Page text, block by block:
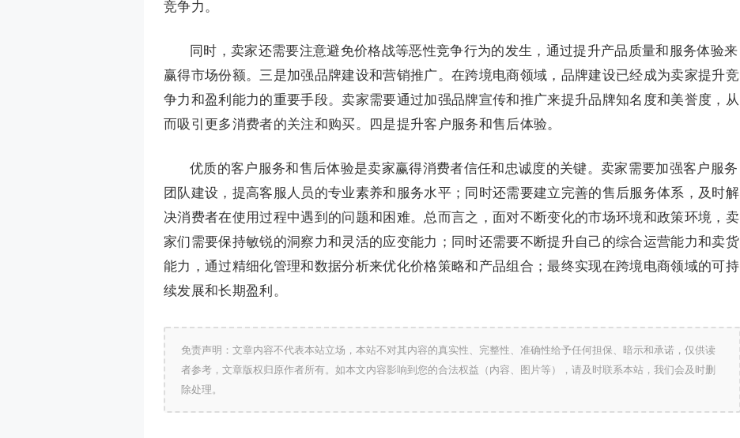
竞争力。
同时，卖家还需要注意避免价格战等恶性竞争行为的发生，通过提升产品质量和服务体验来
赢得市场份额。三是加强品牌建设和营销推广。在跨境电商领域，品牌建设已经成为卖家提升竞
争力和盈利能力的重要手段。卖家需要通过加强品牌宣传和推广来提升品牌知名度和美誉度，从
而吸引更多消费者的关注和购买。四是提升客户服务和售后体验。
优质的客户服务和售后体验是卖家赢得消费者信任和忠诚度的关键。卖家需要加强客户服务
团队建设，提高客服人员的专业素养和服务水平；同时还需要建立完善的售后服务体系，及时解
决消费者在使用过程中遇到的问题和困难。总而言之，面对不断变化的市场环境和政策环境，卖
家们需要保持敏锐的洞察力和灵活的应变能力；同时还需要不断提升自己的综合运营能力和卖货
能力，通过精细化管理和数据分析来优化价格策略和产品组合；最终实现在跨境电商领域的可持
续发展和长期盈利。
免责声明：文章内容不代表本站立场，本站不对其内容的真实性、完整性、准确性给予任何担保、暗示和承诺，仅供读
者参考，文章版权归原作者所有。如本文内容影响到您的合法权益（内容、图片等），请及时联系本站，我们会及时删
除处理。